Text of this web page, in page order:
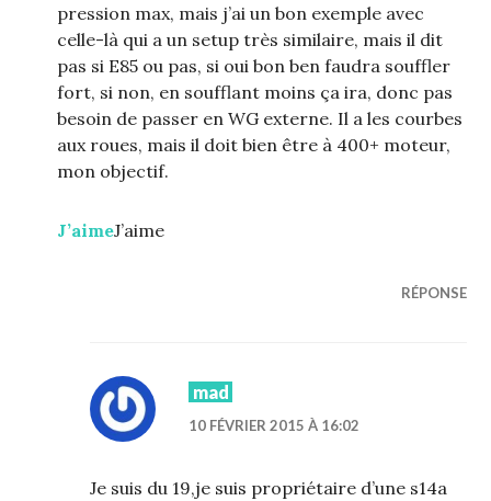
pression max, mais j’ai un bon exemple avec
celle-là qui a un setup très similaire, mais il dit
pas si E85 ou pas, si oui bon ben faudra souffler
fort, si non, en soufflant moins ça ira, donc pas
besoin de passer en WG externe. Il a les courbes
aux roues, mais il doit bien être à 400+ moteur,
mon objectif.
J’aimeJ’aime
RÉPONSE
mad
10 FÉVRIER 2015 À 16:02
Je suis du 19,je suis propriétaire d’une s14a